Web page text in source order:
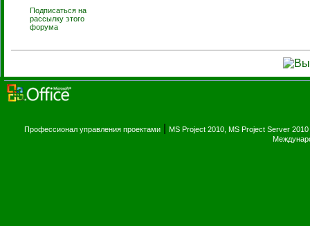
Подписаться на
рассылку этого
форума
Профессионал управления проектами MS Project 2010, MS Project Server 2010